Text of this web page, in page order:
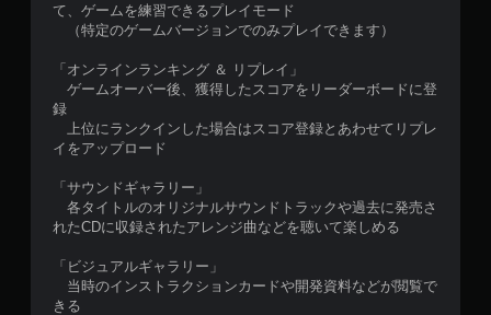
て、ゲームを練習できるプレイモード
（特定のゲームバージョンでのみプレイできます）
「オンラインランキング ＆ リプレイ」
ゲームオーバー後、獲得したスコアをリーダーボードに登
録
上位にランクインした場合はスコア登録とあわせてリプレ
イをアップロード
「サウンドギャラリー」
各タイトルのオリジナルサウンドトラックや過去に発売さ
れたCDに収録されたアレンジ曲などを聴いて楽しめる
「ビジュアルギャラリー」
当時のインストラクションカードや開発資料などが閲覧で
きる